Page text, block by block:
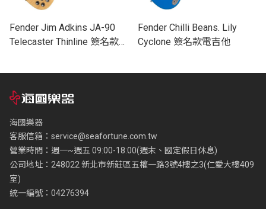
Fender Jim Adkins JA-90
Telecaster Thinline 簽名款電
Fender Chilli Beans. Lily
Cyclone 簽名款電吉他
海國樂器
客服信箱： service@seafortune.com.tw
營業時間：週一~週五 09:00-18:00(週末、國定假日休息)
公司地址：248022 新北市新莊區五權一路3號4樓之3(仁愛大樓409
室)
統一編號：04276394